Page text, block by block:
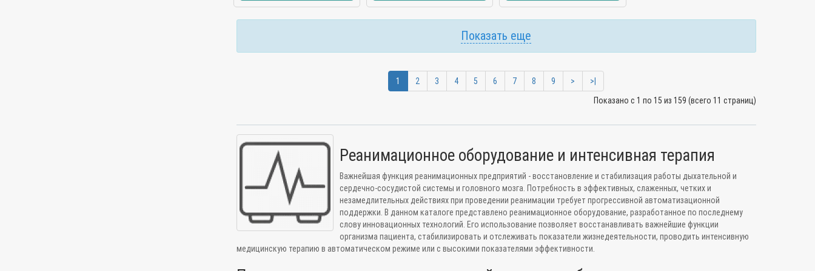
Показать еще
1 2 3 4 5 6 7 8 9 >
>|
Показано с 1 по 15 из 159 (всего 11 страниц)
Реанимационное оборудование и интенсивная терапия
Важнейшая функция реанимационных предприятий - восстановление и стабилизация работы дыхательной и
сердечно-сосудистой системы и головного мозга. Потребность в эффективных, слаженных, четких и
незамедлительных действиях при проведении реанимации требует прогрессивной автоматизационной
поддержки. В данном каталоге представлено реанимационное оборудование, разработанное по последнему
слову инновационных технологий. Его использование позволяет восстанавливать важнейшие функции
организма пациента, стабилизировать и отслеживать показатели жизнедеятельности, проводить интенсивную
медицинскую терапию в автоматическом режиме или с высокими показателями эффективности.